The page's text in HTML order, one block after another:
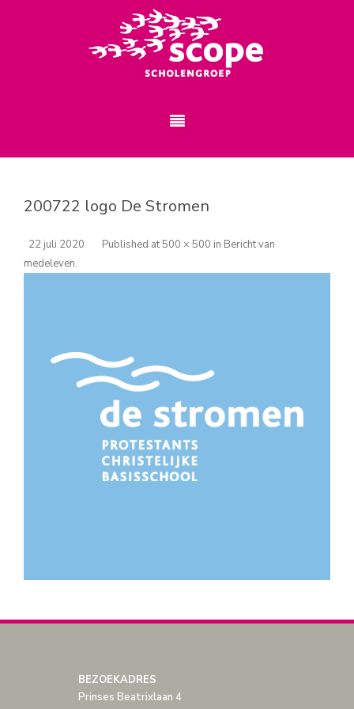
200722 logo De Stromen
Published
22 juli 2020 at500 × 500 in Bericht van
medeleven.
BEZOEKADRES
Prinses Beatrixlaan 4